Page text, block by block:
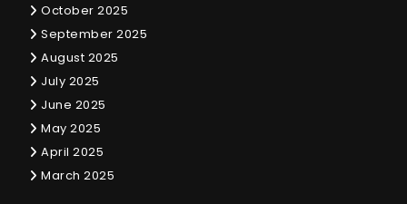
October 2025
September 2025
August 2025
July 2025
June 2025
May 2025
April 2025
March 2025